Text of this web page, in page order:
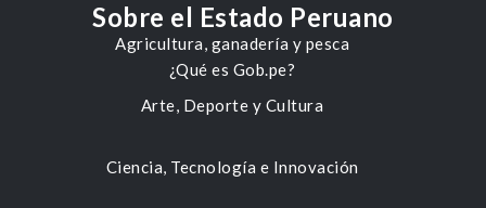
Agricultura, ganadería y pesca
Arte, Deporte y Cultura
Ciencia, Tecnología e Innovación
Sobre el Estado Peruano
¿Qué es Gob.pe?